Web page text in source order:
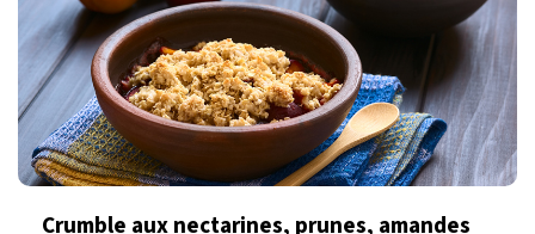
Crumble aux nectarines, prunes, amandes